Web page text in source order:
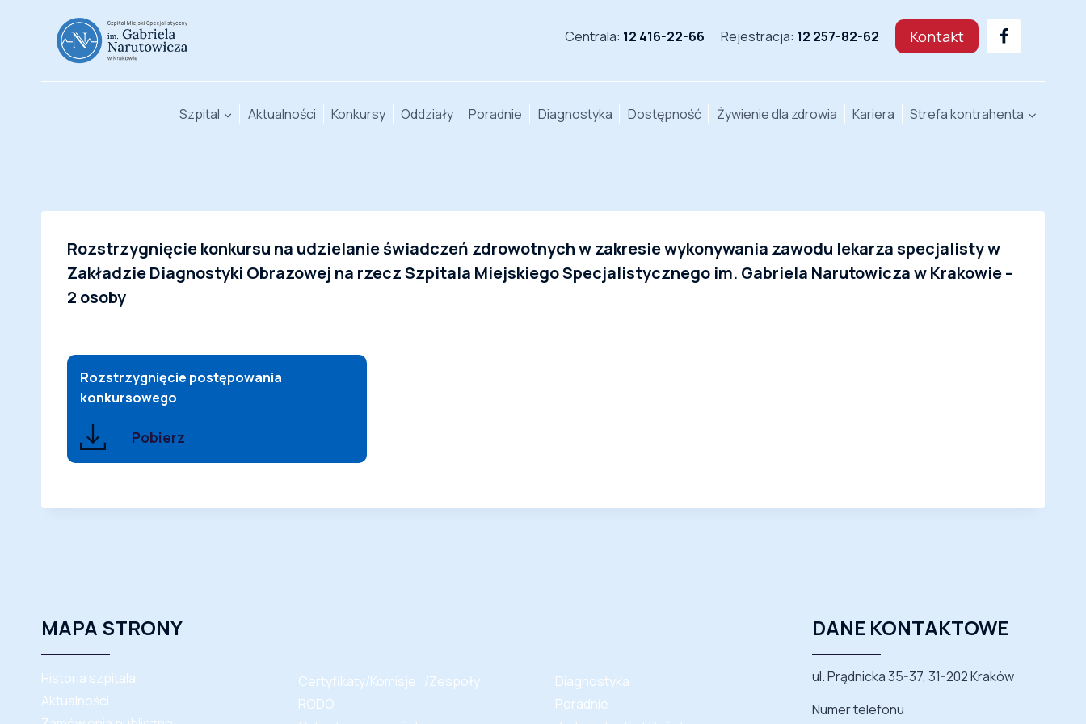
Centrala: 12 416-22-66 Rejestracja: 12 257-82-62 Kontakt
Szpital Aktualności Konkursy Oddziały Poradnie Diagnostyka Dostępność Żywienie dla zdrowia Kariera Strefa kontrahenta
Rozstrzygnięcie konkursu na udzielanie świadczeń zdrowotnych w zakresie wykonywania zawodu lekarza specjalisty w
Zakładzie Diagnostyki Obrazowej na rzecz Szpitala Miejskiego Specjalistycznego im. Gabriela Narutowicza w Krakowie –
2 osoby
Rozstrzygnięcie postępowania
konkursowego
Pobierz
MAPA STRONY
Historia szpitala
Aktualności
Certyfikaty/Komisje /Zespoły
RODO
Diagnostyka
Poradnie
DANE KONTAKTOWE
ul. Prądnicka 35-37, 31-202 Kraków
Numer telefonu